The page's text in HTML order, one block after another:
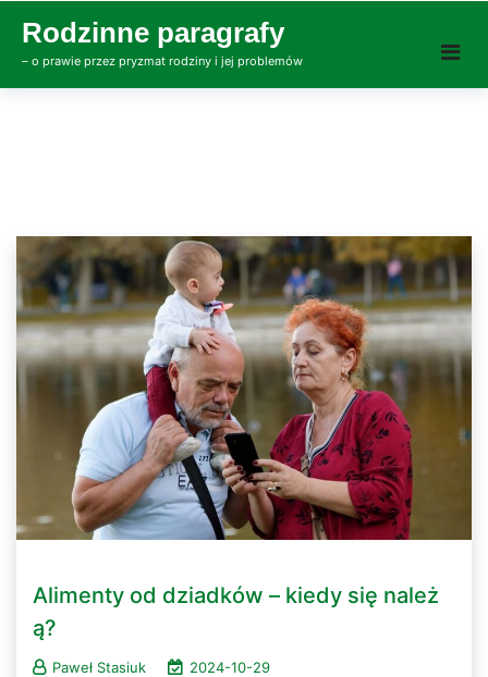
content
Rodzinne paragrafy
– o prawie przez pryzmat rodziny i jej problemów
Alimenty od dziadków – kiedy się należ
ą?
Paweł Stasiuk 2024-10-29